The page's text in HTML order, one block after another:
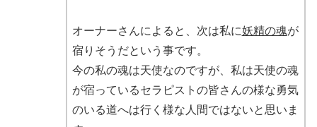
オーナーさんによると、次は私に妖精の魂が
宿りそうだという事です。
今の私の魂は天使なのですが、私は天使の魂
が宿っているセラピストの皆さんの様な勇気
のいる道へは行く様な人間ではないと思いま